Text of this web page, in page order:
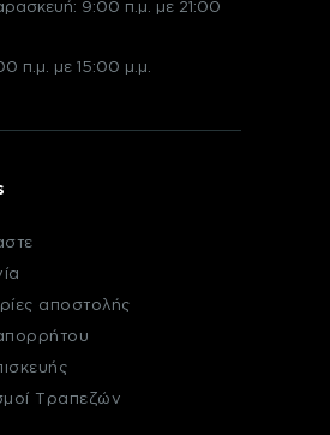
9:00 π.μ. με 21:00
π.μ. με 15:00 μ.μ.
αποστολής
Τραπεζών